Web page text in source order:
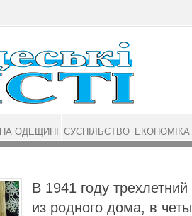
В 1941 году
из родного дома, в
НА ОДЕЩИНІ СУСПІЛЬСТВО ЕКОНОМІКА